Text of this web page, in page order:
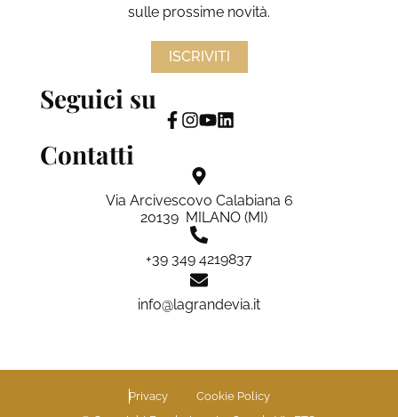
Contatti
Via Arcivescovo Calabiana 6
20139 MILANO (MI)
+39 349 4219837
info@lagrandevia.it
Seguici su
sulle prossime novità.
ISCRIVITI
Privacy
Cookie Policy